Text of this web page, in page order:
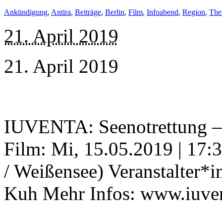
Ankündigung, Antira, Beiträge, Berlin, Film, Infoabend, Region,
21. April 2019
21. April 2019
IUVENTA: Seenotrettung
Film: Mi, 15.05.2019 |
/ Weißensee)
Kuh Mehr Infos: